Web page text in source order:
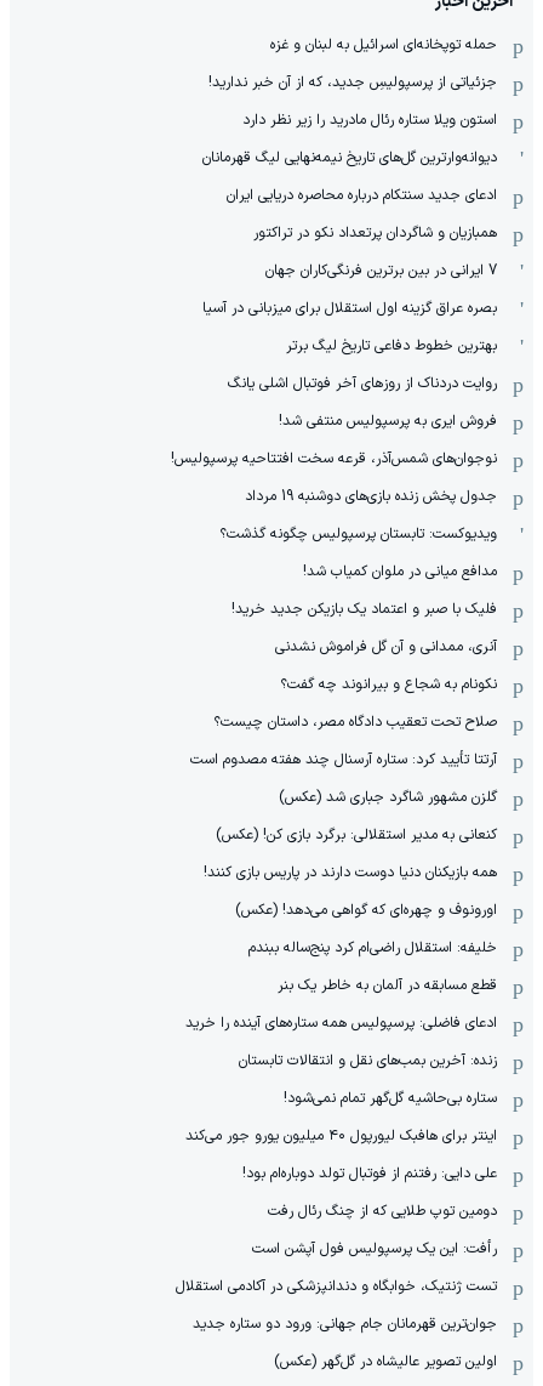
حمله توپخانه‌ای اسرائیل به لبنان و غزه
جزئیاتی از پرسپولیسِ جدید، که از آن ‌خبر ندارید!
استون ویلا ستاره رئال مادرید را زیر نظر دارد
دیوانه‌وارترین گل‌های تاریخ نیمه‌نهایی لیگ قهرمانان
ادعای جدید سنتکام درباره محاصره دریایی ایران
همبازیان و شاگردان پرتعداد نکو در تراکتور
7 ایرانی در بین برترین فرنگی‌کاران جهان
بصره عراق گزینه اول استقلال برای میزبانی در آسیا
بهترین خطوط دفاعی تاریخ لیگ برتر
روایت دردناک از روزهای آخر فوتبال اشلی یانگ
فروش ایری به پرسپولیس منتفی شد!
نوجوان‌های شمس‌آذر، قرعه سخت افتتاحیه پرسپولیس!
جدول پخش زنده بازی‌های دوشنبه 19 مرداد
ویدیوکست: تابستان پرسپولیس چگونه گذشت؟
مدافع میانی در ملوان کمیاب شد!
فلیک با صبر و اعتماد یک بازیکن جدید خرید!
آنری، ممدانی و آن گل فراموش نشدنی
نکونام به شجاع و بیرانوند چه گفت؟
صلاح تحت تعقیب دادگاه مصر، داستان چیست؟
آرتتا تأیید کرد: ستاره آرسنال چند هفته مصدوم است
گلزن مشهور شاگرد جباری شد (عکس)
کنعانی به مدیر استقلالی: برگرد بازی کن! (عکس)
همه بازیکنان دنیا دوست دارند در پاریس بازی کنند!
اورونوف و چهره‌ای که گواهی می‌دهد! (عکس)
خلیفه: استقلال راضی‌ام کرد پنج‌ساله ببندم
قطع مسابقه در آلمان به خاطر یک بنر
ادعای فاضلی: پرسپولیس همه ستاره‌های آینده را خرید
زنده: آخرین بمب‌های نقل و انتقالات تابستان
ستاره بی‌حاشیه گل‌گهر تمام نمی‌شود!
اینتر برای هافبک لیورپول ۴۰ میلیون یورو جور می‌کند
علی دایی: رفتنم از فوتبال تولد دوباره‌ام بود!
دومین توپ طلایی که از چنگ رئال رفت
رأفت: این یک پرسپولیس فول آپشن است
تست ژنتیک، خوابگاه و دندانپزشکی در آکادمی استقلال
جوان‌ترین قهرمانان جام جهانی: ورود دو ستاره جدید
اولین تصویر عالیشاه در گل‌گهر (عکس)